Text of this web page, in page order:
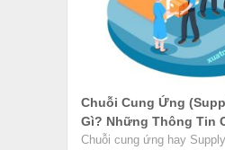
Chuỗi Cung Ứng
Gì? Những Thông Tin
Chuỗi cung ứng hay